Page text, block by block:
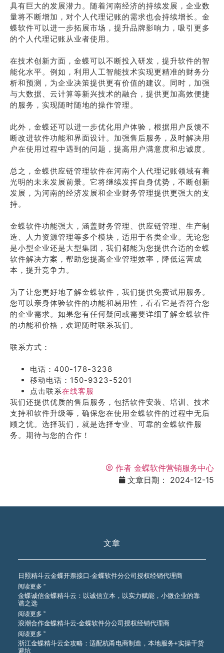
具有巨大的发展潜力。随着河南经济的持续发展，企业数
量将不断增加，对个人代理记账的需求也会持续增长。金
蝶软件可以进一步拓展市场，提升品牌影响力，吸引更多
的个人代理记账从业者使用。
在技术创新方面，金蝶可以不断投入研发，提升软件的智
能化水平。例如，利用人工智能技术实现更精准的财务分
析和预测，为企业决策提供更有价值的建议。同时，加强
与大数据、云计算等新兴技术的融合，提供更加高效便捷
的服务，实现随时随地的操作管理。
此外，金蝶还可以进一步优化用户体验，根据用户反馈不
断改进软件功能和界面设计。加强售后服务，及时解决用
户在使用过程中遇到的问题，提高用户满意度和忠诚度。
总之，金蝶供应链管理软件在河南个人代理记账领域有着
光明的未来发展前景。它将继续发挥自身优势，不断创新
发展，为河南的经济发展和企业财务管理提供更强大的支
持。
金蝶软件功能强大，涵盖财务管理、供应链管理、生产制
造、人力资源管理等多个模块，适用于各类企业。无论您
是小型企业还是大型集团，我们都能为您提供合适的金蝶
软件解决方案，帮助您提高企业管理效率，降低运营成
本，提升竞争力。
为了让您更好地了解金蝶软件，我们提供免费试用服务。
您可以亲身体验软件的功能和易用性，看看它是否符合您
的企业需求。如果您有任何疑问或需要详细了解金蝶软件
的功能和价格，欢迎随时联系我们。
联系方式：
电话：400-178-3238
移动电话：150-9323-5201
点击联系在线客服
我们还提供优质的售后服务，包括软件安装、培训、技术
支持和软件升级等，确保您在使用金蝶软件的过程中无后
顾之忧。选择我们，就是选择专业、可靠的金蝶软件服
务。期待与您的合作！
作者 金蝶软件营销服务中心
文章日期：
2024-12-15
文章
日照精斗云金蝶开票接口-金蝶软件分公司授权经销代理商
阅读更多 ”
金蝶诚信金蝶精斗云：以诚信立本，以实力赋能，小微企业的靠
谱之选
阅读更多 ”
浪潮合作金蝶精斗云-金蝶软件分公司授权经销代理商
阅读更多 ”
浙江金蝶精斗云全攻略：适配杭甬电商制造，本地服务+实操干货
避坑